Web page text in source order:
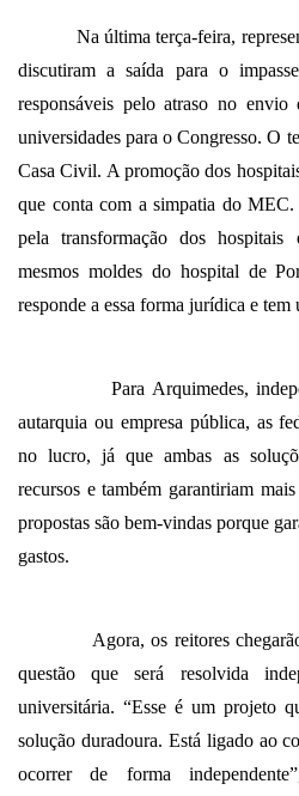
Na última terça-feira,
discutiram a saída para o
responsáveis pelo atraso no
universidades para o Congresso. O
Casa Civil. A promoção dos
que conta com a simpatia do
pela transformação dos hospitais
mesmos moldes do hospital de
responde a essa forma jurídica e tem
Para Arquimedes,
autarquia ou empresa pública, as
no lucro, já que ambas as
recursos e também garantiriam
propostas são bem-vindas porque
gastos.
Agora, os reitores
questão que será resolvida
universitária. “Esse é um projeto
solução duradoura. Está ligado ao
ocorrer de forma